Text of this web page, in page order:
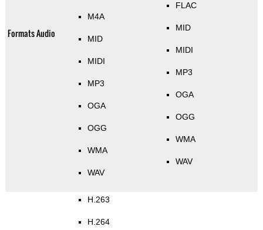
Formats Audio
M4A
MID
MIDI
MP3
OGA
OGG
WMA
WAV
FLAC
MID
MIDI
MP3
OGA
OGG
WMA
WAV
H.263
H.264